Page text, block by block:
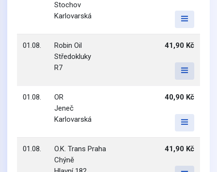
Stochov
Karlovarská
01.08.
Robin Oil
Středokluky
R7
41,90 Kč
01.08.
OR
Jeneč
Karlovarská
40,90 Kč
01.08.
O.K. Trans Praha
Chýně
41,90 Kč